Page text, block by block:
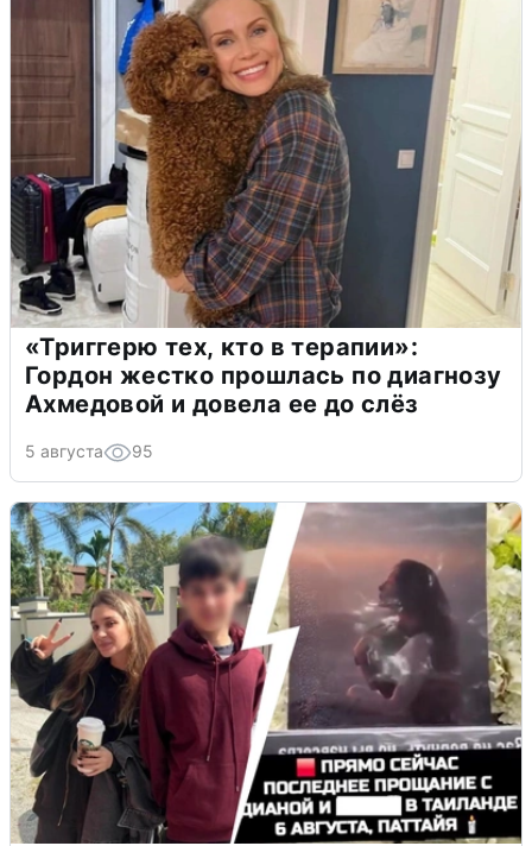
«Триггерю тех, кто в терапии»:
Гордон жестко прошлась по диагнозу
Ахмедовой и довела ее до слёз
5 августа 95